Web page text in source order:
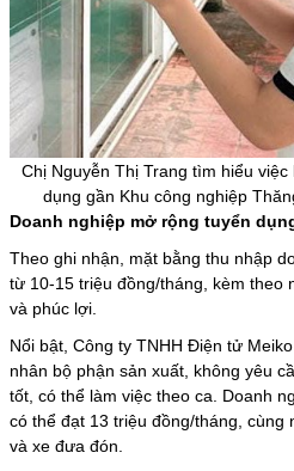
Chị Nguyễn Thị Trang tìm hiểu
dụng gần Khu công nghiệp
Doanh nghiệp mở rộng tuyển
Theo ghi nhận, mặt bằng thu nhập
từ 10-15 triệu đồng/tháng, kèm theo
và phúc lợi.
Nổi bật, Công ty TNHH Điện tử
nhân bộ phận sản xuất, không yêu
tốt, có thể làm việc theo ca. Doanh
có thể đạt 13 triệu đồng/tháng, cùng
và xe đưa đón.